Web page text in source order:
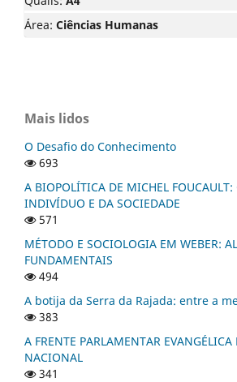
Área: Ciências Humanas
Mais lidos
O Desafio do Conhecimento
693
A BIOPOLÍTICA DE MICHEL FOUCAULT:
INDIVÍDUO E DA SOCIEDADE
571
MÉTODO E SOCIOLOGIA EM WEBER:
FUNDAMENTAIS
494
A botija da Serra da Rajada: entre a
383
A FRENTE PARLAMENTAR
NACIONAL
341